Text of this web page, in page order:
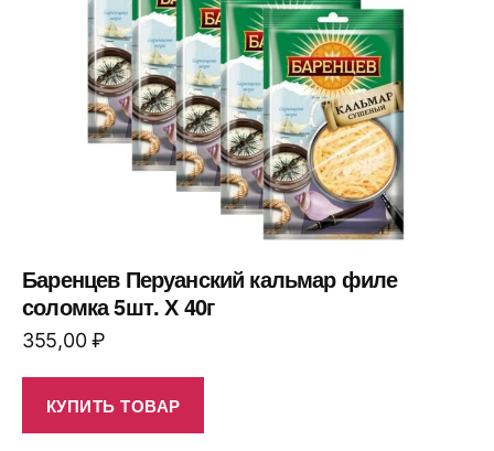
Баренцев Перуанский кальмар филе
соломка 5шт. Х 40г
355,00₽
КУПИТЬ ТОВАР